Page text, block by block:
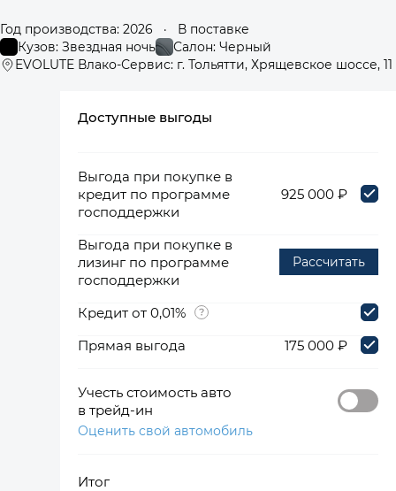
Год производства: 2026 ·
В поставке
Кузов: Звездная ночь
Салон: Черный
EVOLUTE Влако-Сервис: г. Тольятти, Хрящевское шоссе, 11
Доступные выгоды
Выгода при покупке в
кредит по программе
господдержки
925 000 ₽
Выгода при покупке в
лизинг по программе
господдержки
Рассчитать
Кредит от 0,01%
Прямая выгода
175 000 ₽
Учесть стоимость авто
в трейд-ин
Оценить свой автомобиль
Итог